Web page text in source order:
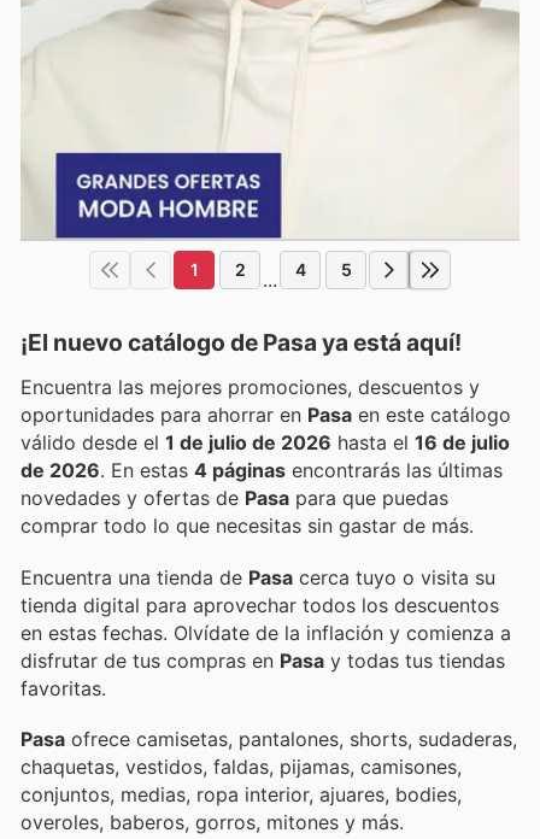
1 2 ... 4 5
¡El nuevo catálogo de Pasa ya está aquí!
Encuentra las mejores promociones, descuentos y
oportunidades para ahorrar en Pasa en este catálogo
válido desde el 1 de julio de 2026 hasta el 16 de julio
de 2026 . En estas 4 páginas encontrarás las últimas
novedades y ofertas de Pasa para que puedas
comprar todo lo que necesitas sin gastar de más.
Encuentra una tienda de Pasa cerca tuyo o visita su
tienda digital para aprovechar todos los descuentos
en estas fechas. Olvídate de la inflación y comienza a
disfrutar de tus compras en Pasa y todas tus tiendas
favoritas.
Pasa ofrece camisetas, pantalones, shorts, sudaderas,
chaquetas, vestidos, faldas, pijamas, camisones,
conjuntos, medias, ropa interior, ajuares, bodies,
overoles, baberos, gorros, mitones y más.